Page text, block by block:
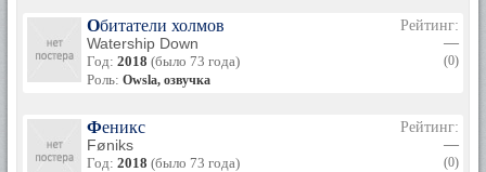
Обитатели холмов
Watership Down
Год: 2018 (было 73 года)
Роль: Owsla, озвучка
Рейтинг:
—
(0)
Феникс
Føniks
Год: 2018 (было 73 года)
Рейтинг:
—
(0)